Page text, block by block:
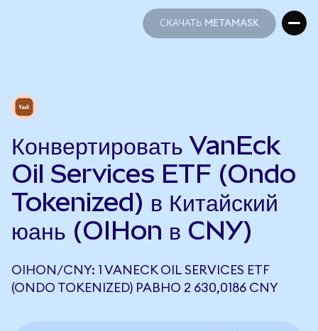
СКАЧАТЬ METAMASK
Конвертировать VanEck
Oil Services ETF (Ondo
Tokenized) в Китайский
юань (OIHon в CNY)
OIHON/CNY: 1 VANECK OIL SERVICES ETF
(ONDO TOKENIZED) РАВНО 2 630,0186 CNY